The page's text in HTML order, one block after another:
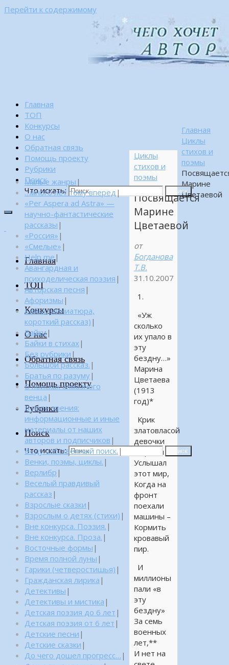
Перейти к содержимому
Главная
ТОП
Конкурсы
О нас
Обратная связь
Помощь проекту
Рубрики
Поиск
Что искать:
Поиск
Главная
ТОП
Конкурсы
О нас
Обратная связь
Помощь проекту
Рубрики
Поиск
Что искать: Поиск
Главная
Циклы
стихов и
поэмы
Марине
Цветаевой
Циклы
стихов и
поэмы
Посвящается
Марине
Цветаевой
от
Богданова
Т.В.
31.10.2007
1.
«Уж
сколько
их упало в
эту
бездну…»
Марина
Цветаева
(1913
год)*
Крик
златовласой
девочки
Марины
Услышал
этот мир,
Когда на
фронт
поехали
машины –
Кормить
кровавый
пир.
И
миллионы
пали «в
эту
бездну»
За семь
военных
лет,**
И нет на
Малые жанры |
…много лет тому вперед |
«Per Aspera ad Astra» —
научно-фантастические
рассказы |
«Россия» |
«Смелые» |
Help me|
Авангардная и
психоделическая поэзия |
Авторская песня |
Афоризмы |
Байка (миниатюра,
короткий рассказ) |
Байки|
Байки в стихах |
Без рубрики |
Большой рассказ. |
Братья по разуму|
В поисках алмазного
венца |
В поле зрения:
информационные и иные
материалы от наших
авторов и подписчиков |
Веду собственный поиск. |
Венки, поэмы, циклы. |
Верлибр |
Веселый правдивый
рассказ |
Взрослые сказки |
Взрослым о детях (стихи) |
Вне конкурса. Поэзия. |
Вне конкурса. Проза. |
Восточные формы |
Время полной луны |
Гарики (четверостишья) |
Гражданская лирика |
Детективы |
Детективы и мистика |
Детская поэзия до 6 лет |
Детская поэзия от 6 лет |
Детские песни |
Детские сказки |
До чего дошел прогресс… |